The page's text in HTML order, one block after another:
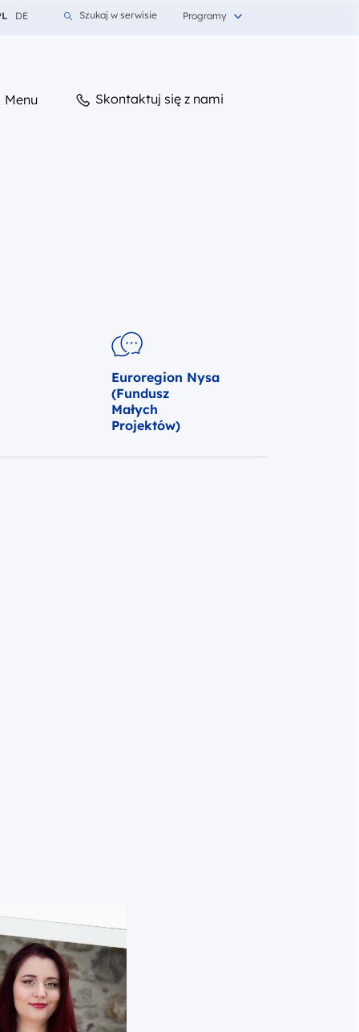
język na Polski
Zmień język na Niemiecki
DE Szukaj w serwisie Programy
Menu Skontaktuj się z nami
Euroregion Nysa
(Fundusz
Małych
Projektów)